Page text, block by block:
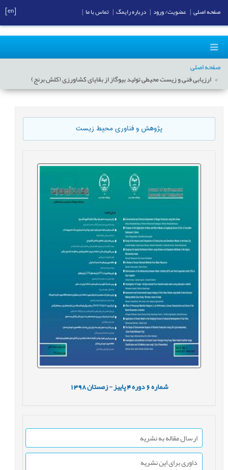
صفحه اصلی
ارزیابی فنی و زیست محیطی تولید بیوگاز از بقایای کشاورزی (کلش برنج)
پژوهش و فناوری محیط زیست
شماره6 دوره4 پاییز - زمستان1398
ارسال مقاله به نشریه
داوری برای این نشریه
صفحه اصلی عضویت/ ورود درباره رایمگ تماس با ما